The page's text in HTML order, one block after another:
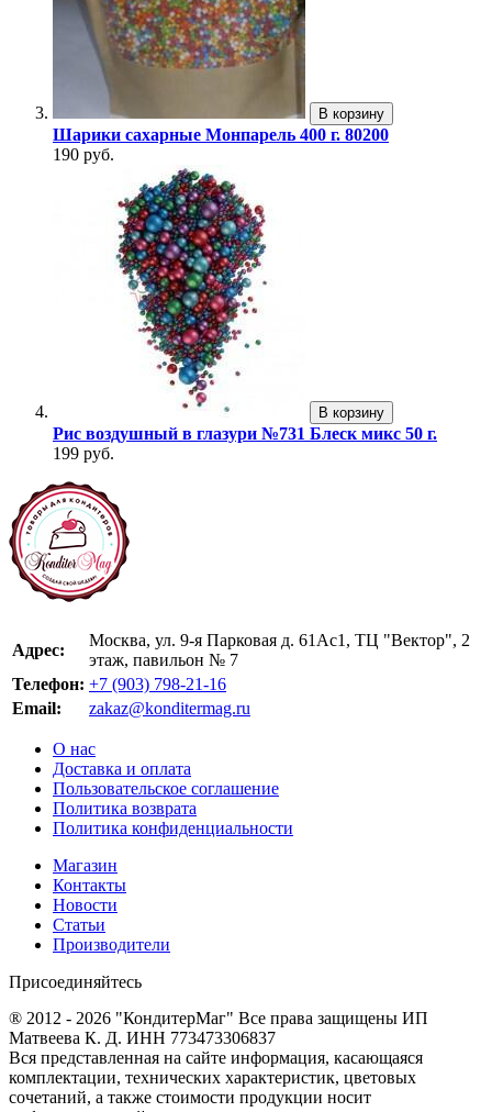
В корзину
Шарики сахарные Монпарель 400 г. 80200
190 руб.
В корзину
Рис воздушный в глазури №731 Блеск микс 50 г.
199 руб.
Адрес:
Москва, ул. 9-я Парковая д. 61Ас1, ТЦ "Вектор", 2
этаж, павильон № 7
Телефон: +7 (903) 798-21-16
Email:
zakaz@konditermag.ru
О нас
Доставка и оплата
Пользовательское соглашение
Политика возврата
Политика конфиденциальности
Магазин
Контакты
Новости
Статьи
Производители
Присоединяйтесь
® 2012 - 2026 "КондитерМаг" Все права защищены ИП
Матвеева К. Д. ИНН 773473306837
Вся представленная на сайте информация, касающаяся
комплектации, технических характеристик, цветовых
сочетаний, а также стоимости продукции носит